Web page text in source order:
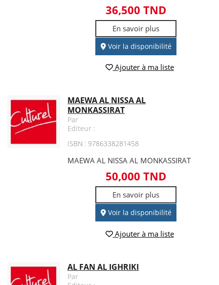
36,500 TND
En savoir plus
Voir la disponibilité
Ajouter à ma liste
MAEWA AL NISSA AL
MONKASSIRAT
Par
Editeur :
ISBN : 9786338281458
MAEWA AL NISSA AL MONKASSIRAT
50,000 TND
En savoir plus
Voir la disponibilité
Ajouter à ma liste
AL FAN AL IGHRIKI
Par